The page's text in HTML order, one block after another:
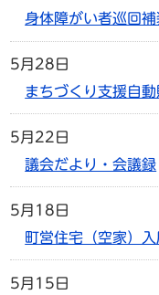
身体障がい者巡回
5月28日
まちづくり支援自
5月22日
議会だより・会議録
5月18日
町営住宅（空家）
5月15日